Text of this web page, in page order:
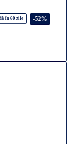
în 60 zile -52%